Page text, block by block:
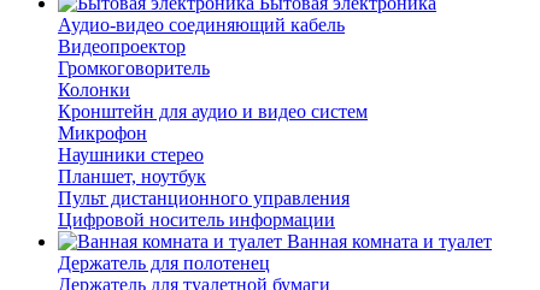
Аудио-видео соединяющий кабель
Видеопроектор
Громкоговоритель
Колонки
Кронштейн для аудио и видео систем
Микрофон
Наушники стерео
Планшет, ноутбук
Пульт дистанционного управления
Цифровой носитель информации
Ванная комната и туалет
Держатель для полотенец
Держатель для туалетной бумаги